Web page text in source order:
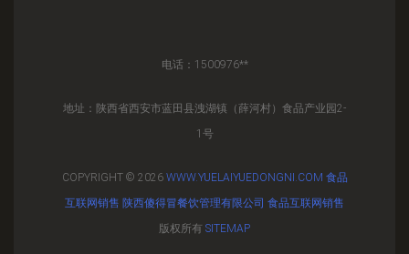
电话：1500976**
地址：陕西省西安市蓝田县洩湖镇（薛河村）食品产业园2-
1号
COPYRIGHT © 2026 WWW.YUELAIYUEDONGNI.COM 食品
互联网销售 陕西傻得冒餐饮管理有限公司 食品互联网销售
版权所有 SITEMAP